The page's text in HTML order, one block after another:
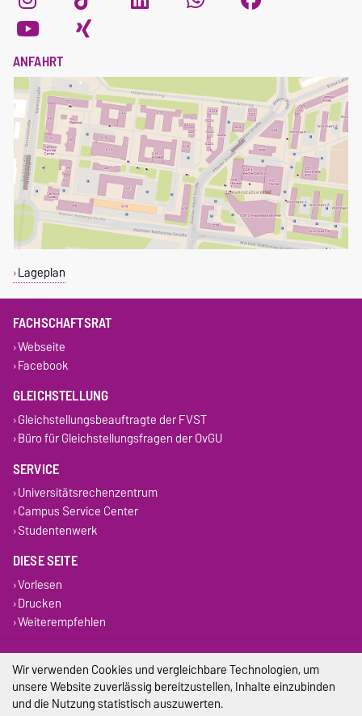
ANFAHRT
Lageplan
FACHSCHAFTSRAT
Webseite
Facebook
GLEICHSTELLUNG
Gleichstellungsbeauftragte der FVST
Büro für Gleichstellungsfragen der OvGU
SERVICE
Universitätsrechenzentrum
Campus Service Center
Studentenwerk
DIESE SEITE
Vorlesen
Drucken
Weiterempfehlen
Impressum
Datenschutz
Wir verwenden Cookies und vergleichbare Technologien, um
unsere Website zuverlässig bereitzustellen, Inhalte einzubinden
und die Nutzung statistisch auszuwerten.